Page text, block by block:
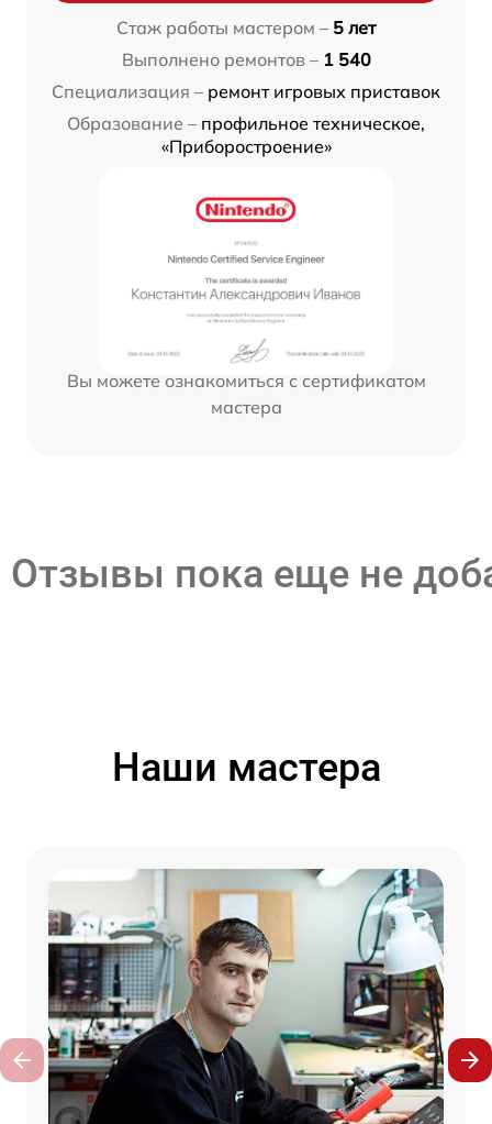
Стаж работы мастером – 5 лет
Выполнено ремонтов – 1 540
Специализация – ремонт игровых приставок
Образование – профильное техническое,
«Приборостроение»
Вы можете ознакомиться с сертификатом
мастера
Отзывы пока еще не
Наши мастера